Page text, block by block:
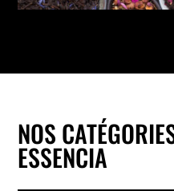
NOS
ESSENCIA